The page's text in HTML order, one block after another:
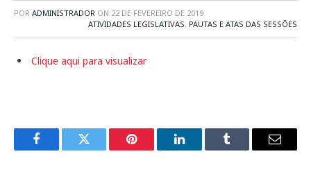
POR ADMINISTRADOR ON 22 DE FEVEREIRO DE 2019
ATIVIDADES LEGISLATIVAS, PAUTAS E ATAS DAS SESSÕES
Clique aqui para visualizar
FacebookTwitter Pinterest LinkedInTumblr
E-